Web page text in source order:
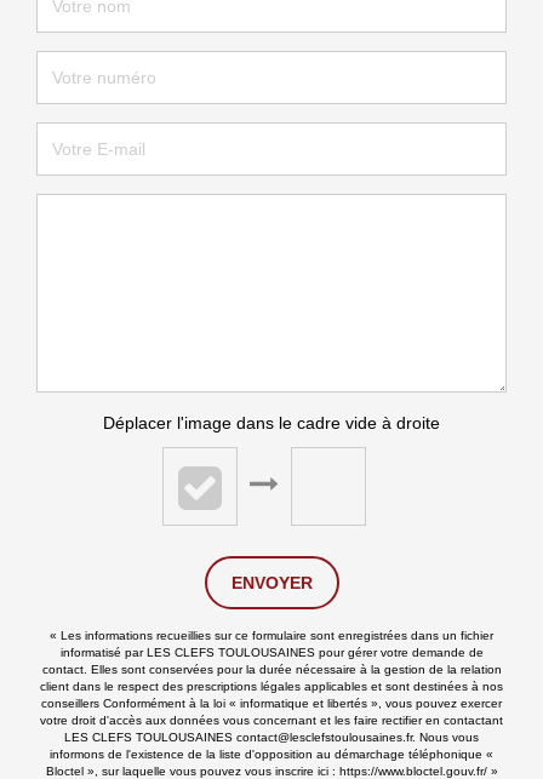
Déplacer l'image dans le cadre vide à droite
ENVOYER
« Les informations recueillies sur ce formulaire sont enregistrées dans un fichier
informatisé par LES CLEFS TOULOUSAINES pour gérer votre demande de
contact. Elles sont conservées pour la durée nécessaire à la gestion de la relation
client dans le respect des prescriptions légales applicables et sont destinées à nos
conseillers Conformément à la loi « informatique et libertés », vous pouvez exercer
votre droit d'accès aux données vous concernant et les faire rectifier en contactant
LES CLEFS TOULOUSAINES contact@lesclefstoulousaines.fr. Nous vous
informons de l'existence de la liste d'opposition au démarchage téléphonique «
Bloctel », sur laquelle vous pouvez vous inscrire ici : https://www.bloctel.gouv.fr/»